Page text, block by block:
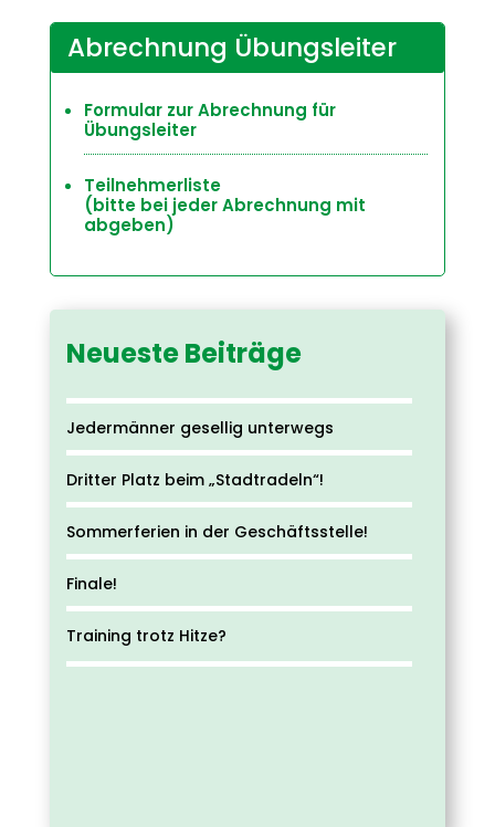
Abrechnung Übungsleiter
Formular zur Abrechnung für
Übungsleiter
Teilnehmerliste
(bitte bei jeder Abrechnung mit
abgeben)
Neueste Beiträge
Jedermänner gesellig unterwegs
Dritter Platz beim „Stadtradeln“!
Sommerferien in der Geschäftsstelle!
Finale!
Training trotz Hitze?